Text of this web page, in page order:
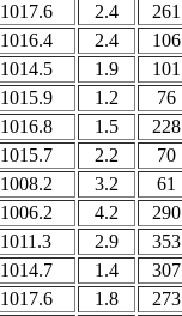
1017.6 2.4
261
1016.4 2.4
106
1014.5 1.9
101
1015.9 1.2
76
1016.8 1.5
228
1015.7 2.2
70
1008.2 3.2
61
1006.2 4.2
290
1011.3 2.9
353
1014.7 1.4
307
1017.6 1.8
273